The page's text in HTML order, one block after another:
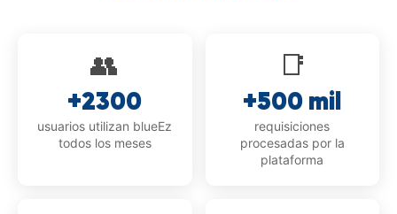
👥
+2300
usuarios utilizan blueEz
todos los meses
📑
+500 mil
requisiciones
procesadas por la
plataforma